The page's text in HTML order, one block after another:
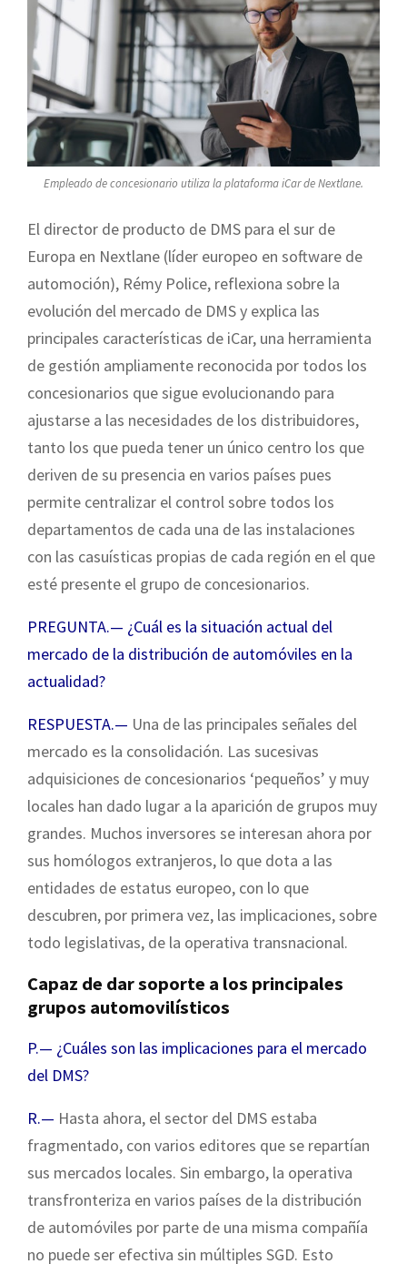
Empleado de concesionario utiliza la plataforma iCar de Nextlane.
El director de producto de DMS para el sur de
Europa en Nextlane (líder europeo en software de
automoción), Rémy Police, reflexiona sobre la
evolución del mercado de DMS y explica las
principales características de iCar, una herramienta
de gestión ampliamente reconocida por todos los
concesionarios que sigue evolucionando para
ajustarse a las necesidades de los distribuidores,
tanto los que pueda tener un único centro los que
deriven de su presencia en varios países pues
permite centralizar el control sobre todos los
departamentos de cada una de las instalaciones
con las casuísticas propias de cada región en el que
esté presente el grupo de concesionarios.
PREGUNTA.— ¿Cuál es la situación actual del
mercado de la distribución de automóviles en la
actualidad?
RESPUESTA.— Una de las principales señales del
mercado es la consolidación. Las sucesivas
adquisiciones de concesionarios ‘pequeños’ y muy
locales han dado lugar a la aparición de grupos muy
grandes. Muchos inversores se interesan ahora por
sus homólogos extranjeros, lo que dota a las
entidades de estatus europeo, con lo que
descubren, por primera vez, las implicaciones, sobre
todo legislativas, de la operativa transnacional.
Capaz de dar soporte a los principales
grupos automovilísticos
P.— ¿Cuáles son las implicaciones para el mercado
del DMS?
R.— Hasta ahora, el sector del DMS estaba
fragmentado, con varios editores que se repartían
sus mercados locales. Sin embargo, la operativa
transfronteriza en varios países de la distribución
de automóviles por parte de una misma compañía
no puede ser efectiva sin múltiples SGD. Esto